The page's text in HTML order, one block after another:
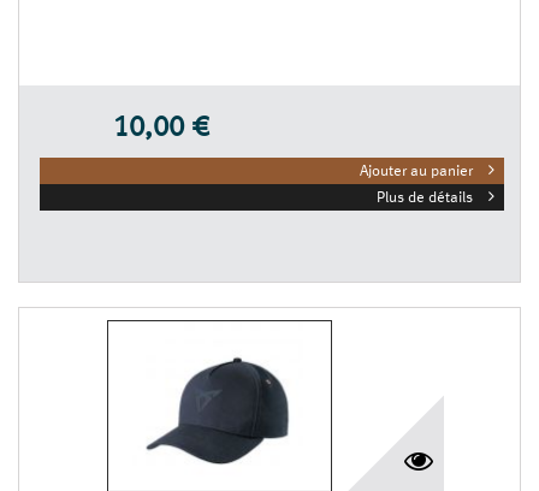
10,00 €
Ajouter au panier
Plus de détails